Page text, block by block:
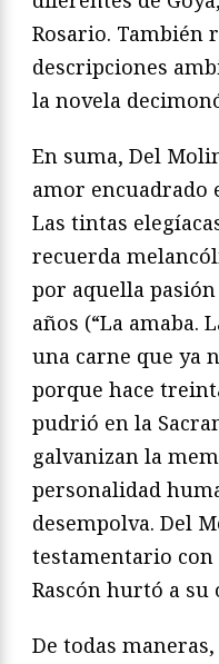
Rosario. También
descripciones
la novela
En suma, Del
amor encuadrado
Las tintas
recuerda
por aquella
años (“La amaba.
una carne que ya
porque hace
pudrió en la
galvanizan la
personalidad
desempolva. Del
testamentario
Rascón hurtó a
De todas maneras,